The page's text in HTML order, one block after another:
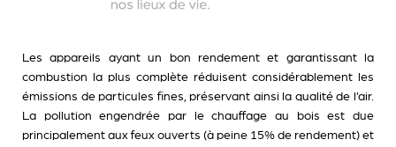
Les appareils ayant un bon rendement et garantissant la
combustion la plus complète réduisent considérablement les
émissions de particules fines, préservant ainsi la qualité de l’air.
La pollution engendrée par le chauffage au bois est due
principalement aux feux ouverts (à peine 15% de rendement) et